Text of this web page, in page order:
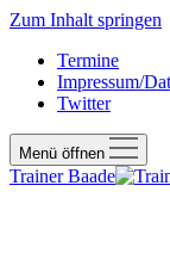
Zum Inhalt springen
Termine
Impressum/
Twitter
Menü öffnen
Trainer Baade